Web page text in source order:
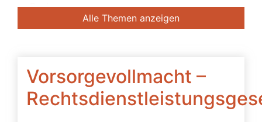
Vorsorgevollmacht –
Banken
Bedingte Vollmacht
Beglaubigung
Beratung des Bevollmächtigten durch das
Betreuungsgericht
Alle Themen anzeigen